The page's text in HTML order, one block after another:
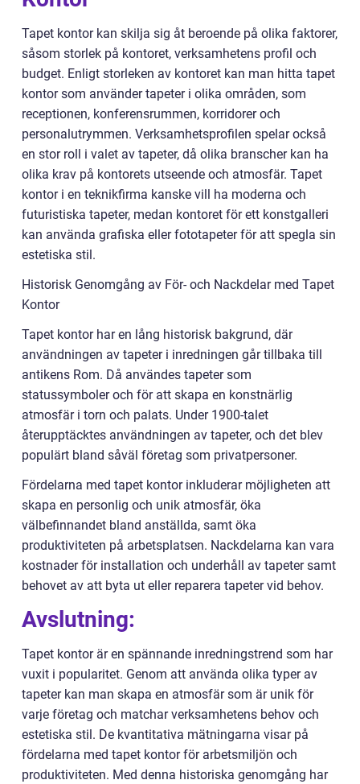
Tapet kontor kan skilja sig åt beroende på olika faktorer,
såsom storlek på kontoret, verksamhetens profil och
budget. Enligt storleken av kontoret kan man hitta tapet
kontor som använder tapeter i olika områden, som
receptionen, konferensrummen, korridorer och
personalutrymmen. Verksamhetsprofilen spelar också
en stor roll i valet av tapeter, då olika branscher kan ha
olika krav på kontorets utseende och atmosfär. Tapet
kontor i en teknikfirma kanske vill ha moderna och
futuristiska tapeter, medan kontoret för ett konstgalleri
kan använda grafiska eller fototapeter för att spegla sin
estetiska stil.
Historisk Genomgång av För- och Nackdelar med Tapet
Kontor
Tapet kontor har en lång historisk bakgrund, där
användningen av tapeter i inredningen går tillbaka till
antikens Rom. Då användes tapeter som
statussymboler och för att skapa en konstnärlig
atmosfär i torn och palats. Under 1900-talet
återupptäcktes användningen av tapeter, och det blev
populärt bland såväl företag som privatpersoner.
Fördelarna med tapet kontor inkluderar möjligheten att
skapa en personlig och unik atmosfär, öka
välbefinnandet bland anställda, samt öka
produktiviteten på arbetsplatsen. Nackdelarna kan vara
kostnader för installation och underhåll av tapeter samt
behovet av att byta ut eller reparera tapeter vid behov.
Avslutning:
Tapet kontor är en spännande inredningstrend som har
vuxit i popularitet. Genom att använda olika typer av
tapeter kan man skapa en atmosfär som är unik för
varje företag och matchar verksamhetens behov och
estetiska stil. De kvantitativa mätningarna visar på
fördelarna med tapet kontor för arbetsmiljön och
produktiviteten. Med denna historiska genomgång har